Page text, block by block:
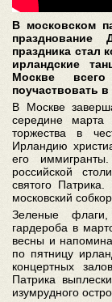
В московском
празднование
праздника стал
ирландские
Москве
поучаствовать
В Москве
середине марта
торжества в
Ирландию
его
российской
святого
московский
Зеленые
гардероба в
весны и
по пятницу
концертных
Патрика
изумрудного